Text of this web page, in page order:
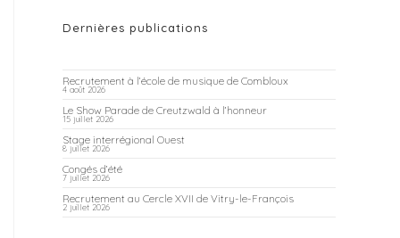
Dernières publications
Recrutement à l’école de musique de Combloux
4 août 2026
Le Show Parade de Creutzwald à l’honneur
15 juillet 2026
Stage interrégional Ouest
8 juillet 2026
Congés d’été
7 juillet 2026
Recrutement au Cercle XVII de Vitry-le-François
2 juillet 2026